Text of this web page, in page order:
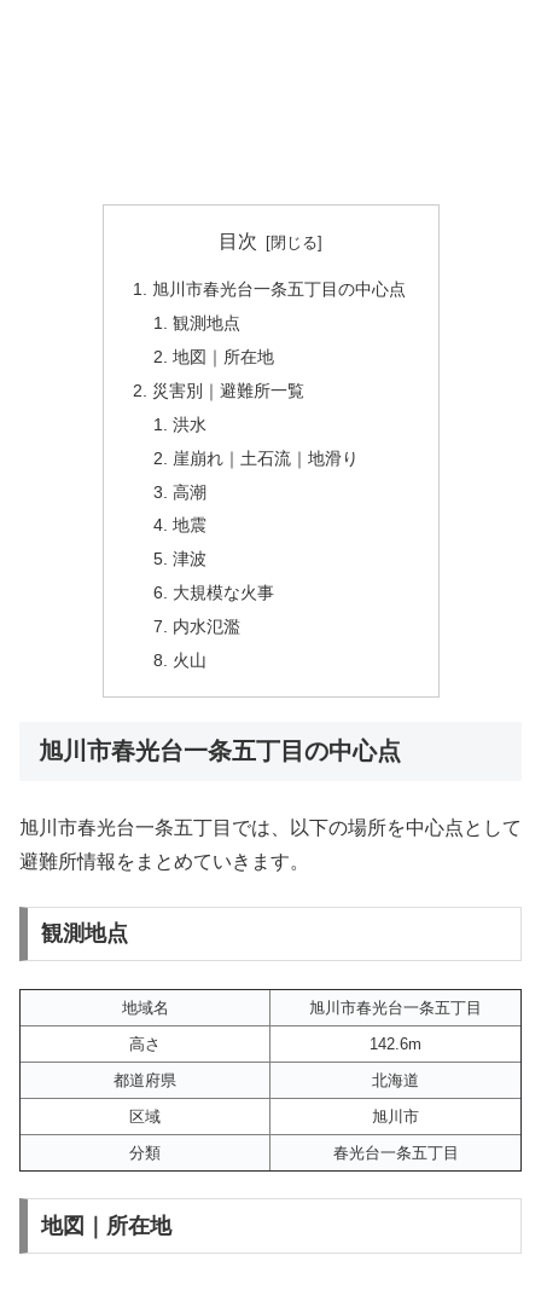
目次
旭川市春光台一条五丁目の中心点
観測地点
地図｜所在地
災害別｜避難所一覧
洪水
崖崩れ｜土石流｜地滑り
高潮
地震
津波
大規模な火事
内水氾濫
火山
旭川市春光台一条五丁目の中心点
旭川市春光台一条五丁目では、以下の場所を中心点として
避難所情報をまとめていきます。
観測地点
地域名
旭川市春光台一条五丁目
高さ
142.6m
都道府県
北海道
区域
旭川市
分類
春光台一条五丁目
地図｜所在地